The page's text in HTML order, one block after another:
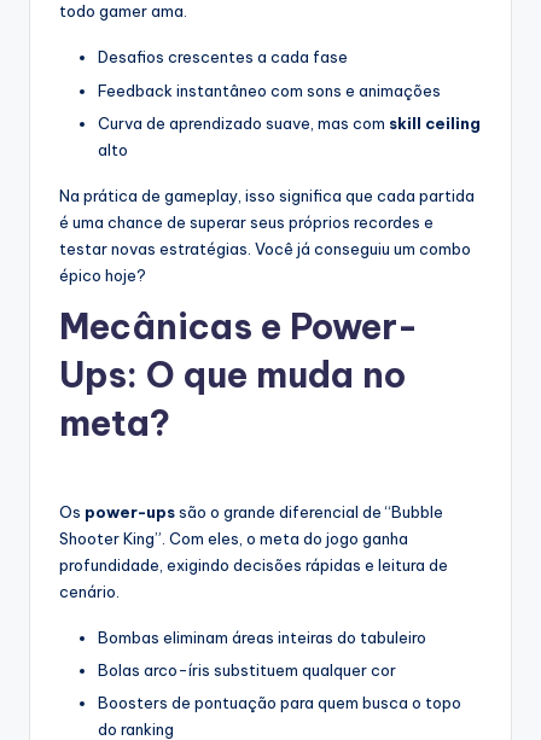
todo gamer ama.
Desafios crescentes a cada fase
Feedback instantâneo com sons e animações
Curva de aprendizado suave, mas com skill ceiling
alto
Na prática de gameplay, isso significa que cada partida
é uma chance de superar seus próprios recordes e
testar novas estratégias. Você já conseguiu um combo
épico hoje?
Mecânicas e Power-
Ups: O que muda no
meta?
Os power-upssão o grande diferencial de “Bubble
Shooter King”. Com eles, o meta do jogo ganha
profundidade, exigindo decisões rápidas e leitura de
cenário.
Bombas eliminam áreas inteiras do tabuleiro
Bolas arco-íris substituem qualquer cor
Boosters de pontuação para quem busca o topo
do ranking